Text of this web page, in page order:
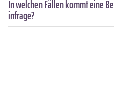
In welchen Fällen kommt eine
infrage?